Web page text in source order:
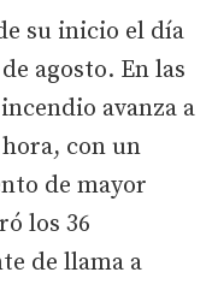
su inicio el día
agosto. En las
avanza a
con un
de mayor
los 36
de llama a